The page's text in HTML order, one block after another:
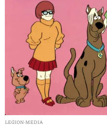
LEGION-MEDIA